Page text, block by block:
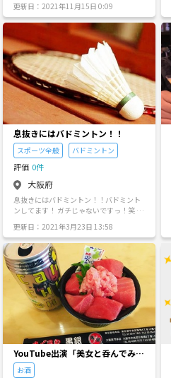
て下さい。 大阪市内の立ち飲みやバルに
詳しくなろう！コストパフォーマンスが
良い美味しいお店を一緒に開拓しません
か？ 平日にサクッと立ち飲みやバルを巡
りましょう！ 1人暮らしでなかなかお店
が開拓できなかった方歓迎します。 大人
の飲み会がテーマなので、わいわい系の
サークルは抵抗ある、っていう方もお気
軽に参加してください。 お酒好きな友達
作りませんか？ (ただし基本は婚活、出合
い系目的のサークルではありません) まず
はサークルへの参加リクエストでご連絡
ください。年齢、性別も教えていただき
たいです(^^) ■募集対象 純粋にお酒が好
きな方、結構飲める方、 大阪市内の居酒
屋やバルを開拓したい方、大阪市内在住
や大阪市内お勤めの方 お酒弱い、飲めな
い方は主旨が違いますのでお断りしま
す。 ■募集年齢 20代後半から30代限定
※上記以外はお断りさせてもらってます
m(_ _)m ■予算 1回あたり2000円程度 ■
注意 ネットワークビジネス、宗教などの
勧誘目的、ナンパ目的、迷惑行為、ボデ
ィタッチなど強くお断りします。 たくさ
んのお問い合わせいただいております、
見逃している場合もありますので もし返
信がこないようでしたら再度連絡いただ
けると助かりますm(_ _)m また、何か一
言いれていただけると助かります。 よろ
しくお願いします！！ サークルに登録さ
れたが1度も参加していないorしばらく参
加もなく出欠を入力しない方はメンバー
から削除いたしますのでご注意くださ
い。定期的にやってます。参加希望の場
合は再申請お願いしますm(_ _)m
更新日：2021年11月15日 0:09
息抜きにはバドミントン！！
スポーツ全般 バドミントン
評価 0件
大阪府
息抜きにはバドミントン！！バドミント
ンしてます！ ガチじゃないですっ！笑 未
めたらOK！ 20代が多いので、20代の社
会人さんで 募集中です(◍´꒳`◍) 気にな
る事は聞いてください♪ 【サークル設立
の想い】 「自宅と職場の往復たまに居酒
屋」はもうイヤだ！！という思いから笑
笑
更新日：2021年3月23日 13:58
YouTube出演「美女と呑んでみ
た」企画
お酒